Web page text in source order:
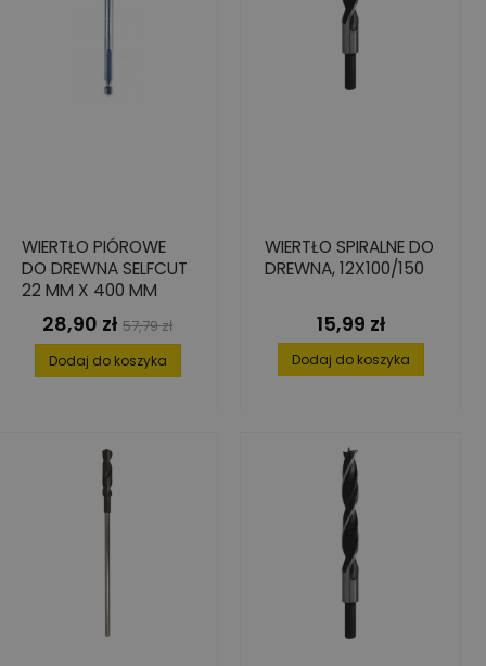
WIERTŁO PIÓROWE
DO DREWNA SELFCUT
22 MM X 400 MM
Cena
28,90 zł Cena
podstawowa
57,79 zł
Dodaj do koszyka
WIERTŁO SPIRALNE DO
DREWNA, 12X100/150
Cena
15,99 zł
Dodaj do koszyka